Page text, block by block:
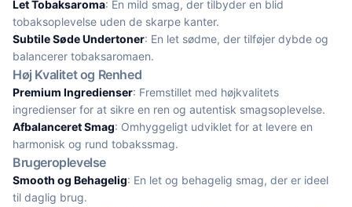
Let Tobaksaroma: En mild smag, der tilbyder en blid
tobaksoplevelse uden de skarpe kanter.
Subtile Søde Undertoner: En let sødme, der tilføjer dybde og
balancerer tobaksaromaen.
Høj Kvalitet og Renhed
Premium Ingredienser: Fremstillet med højkvalitets
ingredienser for at sikre en ren og autentisk smagsoplevelse.
Afbalanceret Smag: Omhyggeligt udviklet for at levere en
harmonisk og rund tobakssmag.
Brugeroplevelse
Smooth og Behagelig: En let og behagelig smag, der er ideel
til daglig brug.